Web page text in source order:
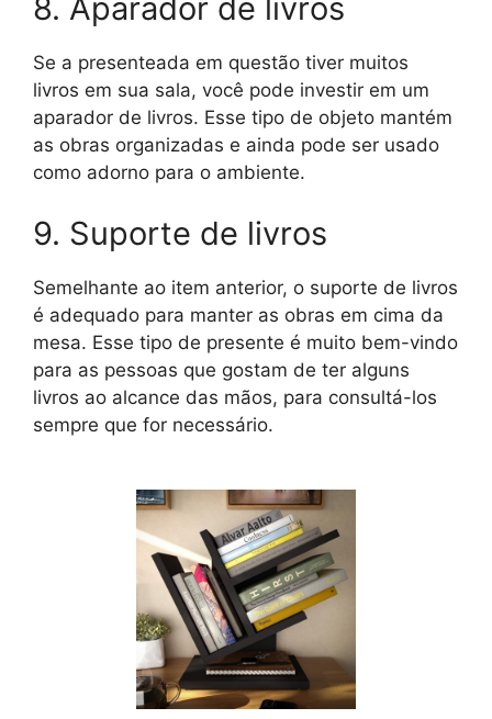
8. Aparador de livros
Se a presenteada em questão tiver muitos
livros em sua sala, você pode investir em um
aparador de livros. Esse tipo de objeto mantém
as obras organizadas e ainda pode ser usado
como adorno para o ambiente.
9. Suporte de livros
Semelhante ao item anterior, o suporte de livros
é adequado para manter as obras em cima da
mesa. Esse tipo de presente é muito bem-vindo
para as pessoas que gostam de ter alguns
livros ao alcance das mãos, para consultá-los
sempre que for necessário.